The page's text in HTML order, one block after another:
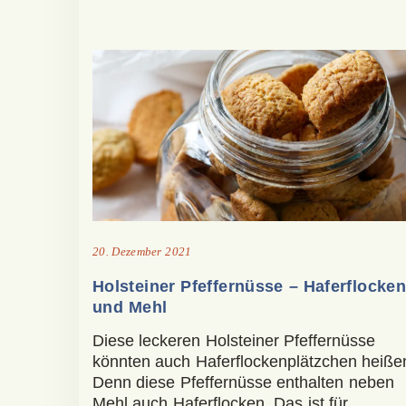
20. Dezember 2021
Holsteiner Pfeffernüsse – Haferflocken
und Mehl
Diese leckeren Holsteiner Pfeffernüsse
könnten auch Haferflockenplätzchen
Denn diese Pfeffernüsse enthalten neben